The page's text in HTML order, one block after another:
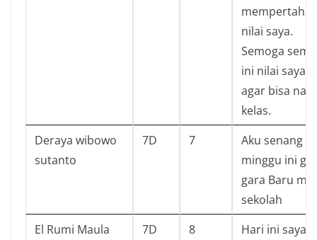
nilai saya.
Semoga
ini nilai saya
agar bisa naik
kelas.
Deraya wibowo
sutanto
7D 7
Aku senang
minggu ini
gara Baru
sekolah
El Rumi Maula
7D 8
Hari ini saya